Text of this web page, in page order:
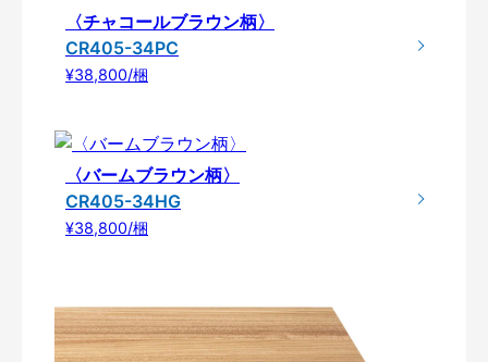
〈チャコールブラウン柄〉
CR405-34PC
¥38,800/梱
〈バームブラウン柄〉
CR405-34HG
¥38,800/梱